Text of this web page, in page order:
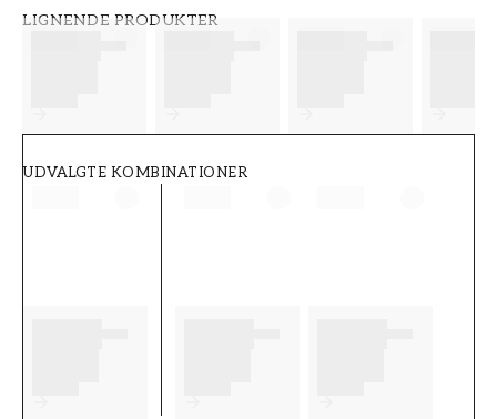
LIGNENDE PRODUKTER
UDVALGTE KOMBINATIONER